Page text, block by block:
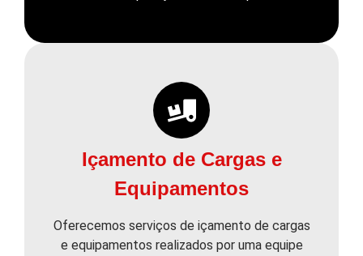
Içamento de Cargas e
Equipamentos
Oferecemos serviços de içamento de cargas
e equipamentos realizados por uma equipe